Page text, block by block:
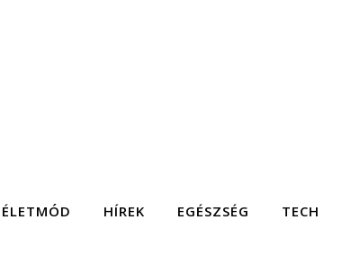
ÉLETMÓD HÍREK EGÉSZSÉG TECH